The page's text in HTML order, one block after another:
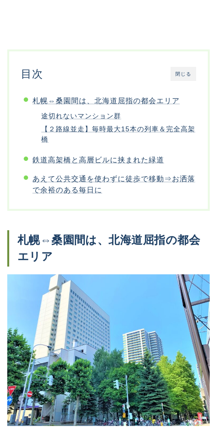
閉じる
目次
札幌⇔桑園間は、北海道屈指の都会エリア
途切れないマンション群
【２路線並走】毎時最大15本の列車＆完全高架
橋
鉄道高架橋と高層ビルに挟まれた緑道
あえて公共交通を使わずに徒歩で移動⇒お洒落
で余裕のある毎日に
札幌⇔桑園間は、北海道屈指の都会
エリア